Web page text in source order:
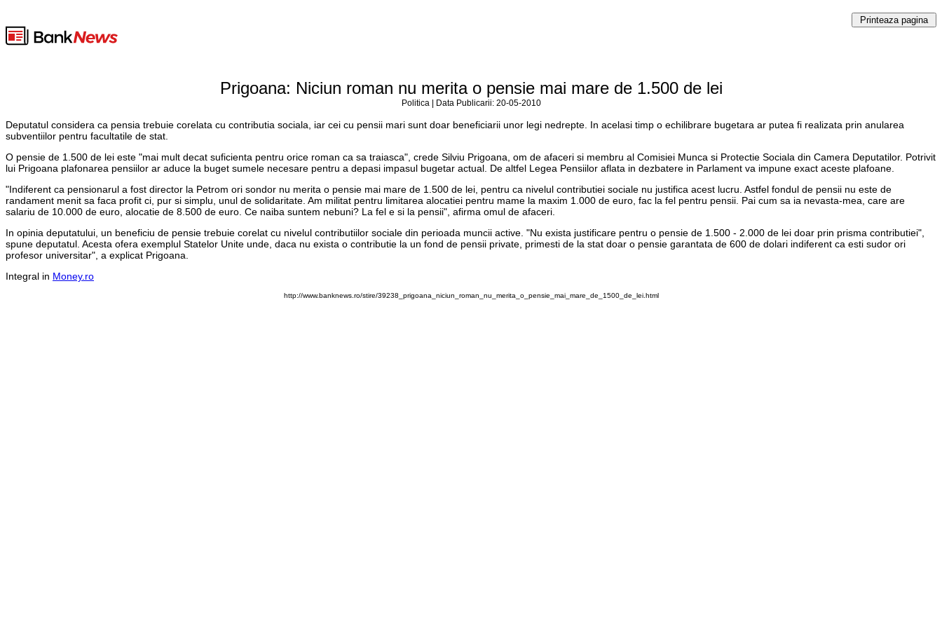
Prigoana: Niciun roman nu merita o pensie mai mare de 1.500 de lei
Politica | Data Publicarii: 20-05-2010
Deputatul considera ca pensia trebuie corelata cu contributia sociala, iar cei cu pensii mari sunt doar beneficiarii unor legi nedrepte. In acelasi timp o echilibrare bugetara ar putea fi realizata prin anularea
subventiilor pentru facultatile de stat.
O pensie de 1.500 de lei este "mai mult decat suficienta pentru orice roman ca sa traiasca", crede Silviu Prigoana, om de afaceri si membru al Comisiei Munca si Protectie Sociala din Camera Deputatilor. Potrivit
lui Prigoana plafonarea pensiilor ar aduce la buget sumele necesare pentru a depasi impasul bugetar actual. De altfel Legea Pensiilor aflata in dezbatere in Parlament va impune exact aceste plafoane.
"Indiferent ca pensionarul a fost director la Petrom ori sondor nu merita o pensie mai mare de 1.500 de lei, pentru ca nivelul contributiei sociale nu justifica acest lucru. Astfel fondul de pensii nu este de
randament menit sa faca profit ci, pur si simplu, unul de solidaritate. Am militat pentru limitarea alocatiei pentru mame la maxim 1.000 de euro, fac la fel pentru pensii. Pai cum sa ia nevasta-mea, care are
salariu de 10.000 de euro, alocatie de 8.500 de euro. Ce naiba suntem nebuni? La fel e si la pensii", afirma omul de afaceri.
In opinia deputatului, un beneficiu de pensie trebuie corelat cu nivelul contributiilor sociale din perioada muncii active. "Nu exista justificare pentru o pensie de 1.500 - 2.000 de lei doar prin prisma contributiei",
spune deputatul. Acesta ofera exemplul Statelor Unite unde, daca nu exista o contributie la un fond de pensii private, primesti de la stat doar o pensie garantata de 600 de dolari indiferent ca esti sudor ori
profesor universitar", a explicat Prigoana.
Integral in Money.ro
http://www.banknews.ro/stire/39238_prigoana_niciun_roman_nu_merita_o_pensie_mai_mare_de_1500_de_lei.html